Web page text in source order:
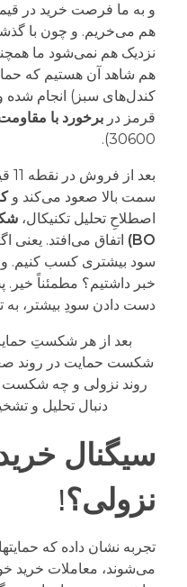
هم می‌خریم. و چون با
هم شاهد آن هستیم که
قرمز در برخورد با
30600).
سمت بالا صعود می‌کند و
اصطلاحِ تحلیل تکنیکال،
BO) اتفاق می‌افتد. یعنی
خبر داشتیم؟ مطمئناً خیر.
دست دادن سودِ بیشتر، به
بعد از هر شکستِ
شکست حمایت در روند
روند نزولی و چه شکست
دنبال تحلیل و
سیگنال
نزولی؟!
تجربه نشان داده که
می‌شوند، معاملات خرید